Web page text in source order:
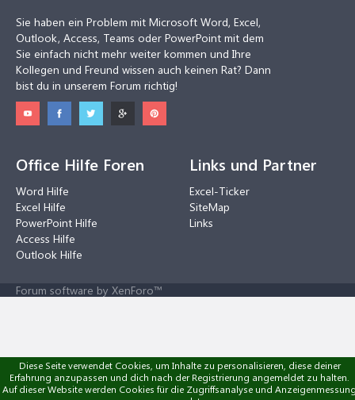
Sie haben ein Problem mit Microsoft Word, Excel,
Outlook, Access, Teams oder PowerPoint mit dem
Sie einfach nicht mehr weiter kommen und Ihre
Kollegen und Freund wissen auch keinen Rat? Dann
bist du in unserem Forum richtig!
Office Hilfe Foren
Word Hilfe
Excel Hilfe
PowerPoint Hilfe
Access Hilfe
Outlook Hilfe
Links und Partner
Excel-Ticker
SiteMap
Links
Forum software by XenForo™
Diese Seite verwendet Cookies, um Inhalte zu personalisieren, diese deiner
Erfahrung anzupassen und dich nach der Registrierung angemeldet zu halten.
Auf dieser Website werden Cookies für die Zugriffsanalyse und